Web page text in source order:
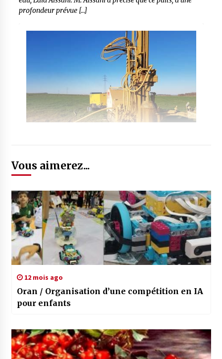
profondeur prévue […]
Vous aimerez...
12 mois ago
Oran / Organisation d’une compétition en IA
pour enfants